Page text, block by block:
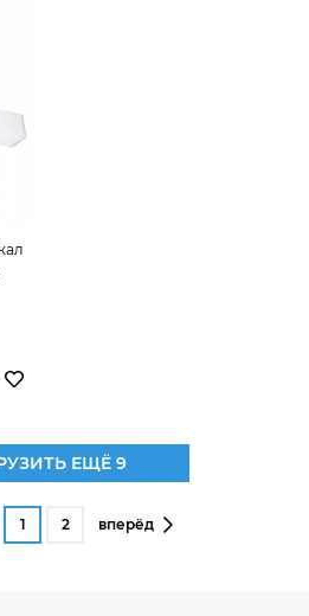
ЕЩЁ 9
1 2 вперёд